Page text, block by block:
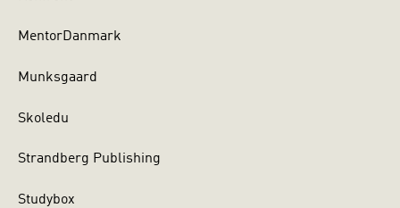
MentorDanmark
Munksgaard
Skoledu
Strandberg Publishing
Studybox